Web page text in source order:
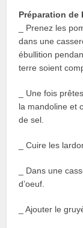
Préparation de
_ Prenez les
dans une
ébullition
terre soient
_ Une fois
la mandoline et
de sel.
_ Cuire les
_ Dans une
d’oeuf.
_ Ajouter le